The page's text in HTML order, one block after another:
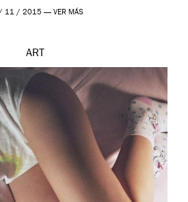
en el Tate […]
11 / 2015 — VER MÁS
ART